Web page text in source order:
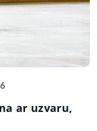
ar uzvaru,